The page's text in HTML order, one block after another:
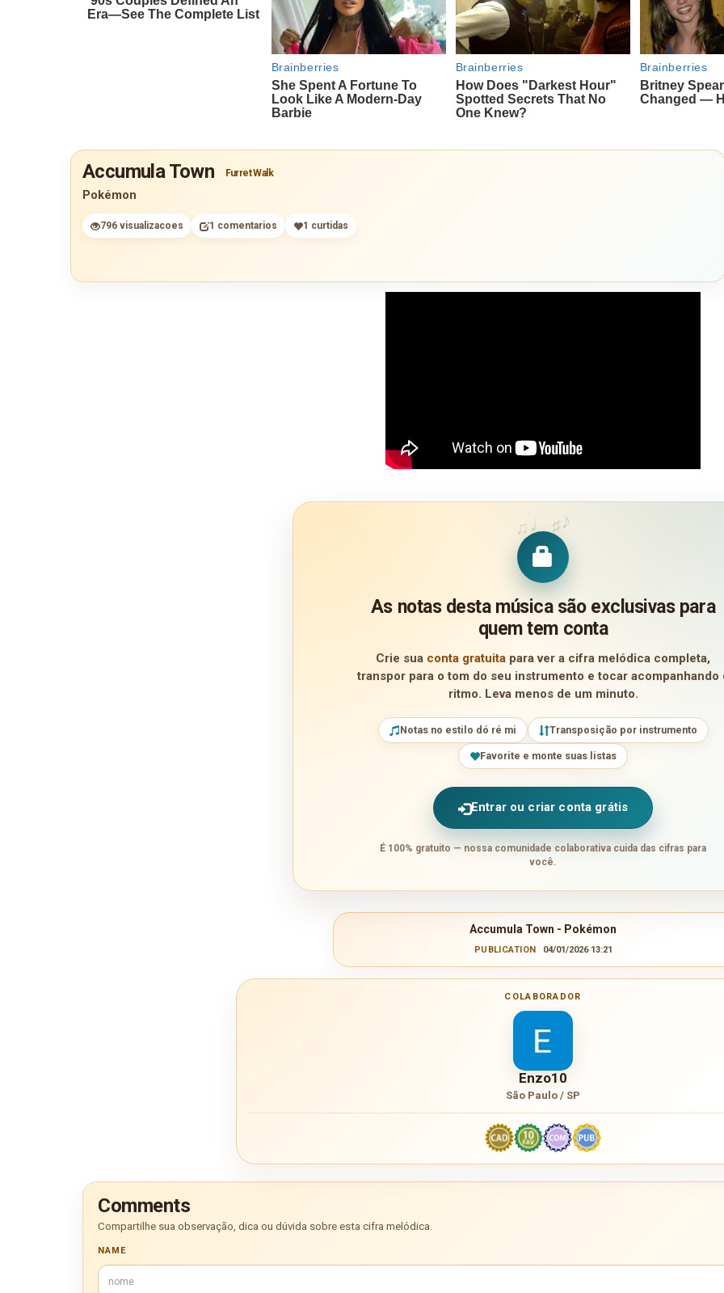
Accumula Town Furret Walk
Pokémon
796 visualizacoes 1 comentarios 1 curtidas
♫ ♩ ♯♪
As notas desta música são exclusivas para
quem tem conta
Crie sua conta gratuita para ver a cifra melódica completa,
transpor para o tom do seu instrumento e tocar acompanhando
ritmo. Leva menos de um minuto.
Notas no estilo dó ré mi Transposição por instrumento
Favorite e monte suas listas
Entrar ou criar conta grátis
É 100% gratuito — nossa comunidade colaborativa cuida das cifras para
você.
Accumula Town - Pokémon
PUBLICATION 04/01/2026 13:21
COLABORADOR
Enzo10
São Paulo / SP
Comments
Compartilhe sua observação, dica ou dúvida sobre esta cifra melódica.
NAME